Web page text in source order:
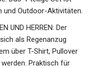
und Outdoor-Aktivitäten.
UND HERREN: Der
als Regenanzug
über T-Shirt, Pullover
Praktisch für